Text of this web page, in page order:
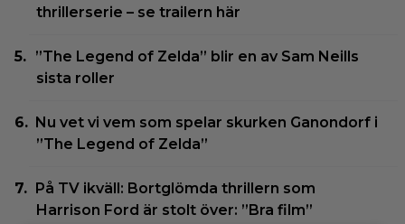
thrillerserie – se trailern här
”The Legend of Zelda” blir en av Sam Neills
sista roller
Nu vet vi vem som spelar skurken Ganondorf i
”The Legend of Zelda”
På TV ikväll: Bortglömda thrillern som
Harrison Ford är stolt över: ”Bra film”